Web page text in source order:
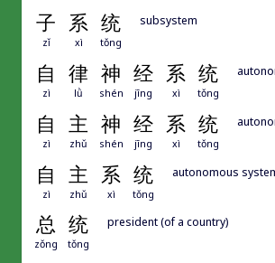
子 系 统
zǐ xì tǒng
subsystem
自 律 神 经 系 统
zì lǜ shén jīng xì tǒng
自 主 神 经 系 统
zì zhǔ shén jīng xì tǒng
自 主 系 统
zì zhǔ xì tǒng
autonomous
总 统
zǒng tǒng
president (of a country)